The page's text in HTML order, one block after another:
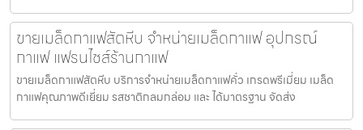
ขายเมล็ดกาแฟสัตหีบ จำหน่ายเมล็ดกาแฟ อุปกรณ์
กาแฟ แฟรนไชส์ร้านกาแฟ
ขายเมล็ดกาแฟสัตหีบ บริการจำหน่ายเมล็ดกาแฟคั่ว เกรดพรีเมี่ยม เมล็ด
กาแฟคุณภาพดีเยี่ยม รสชาติกลมกล่อม และ ได้มาตรฐาน จัดส่ง